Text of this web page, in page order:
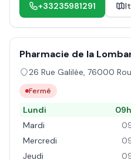
+33235981291
Pharmacie de la
26 Rue Galilée, 76000
Fermé
Lundi
Mardi
Mercredi
Jeudi